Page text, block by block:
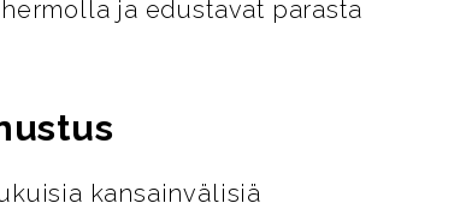
ja edustavat parasta
kansainvälisiä